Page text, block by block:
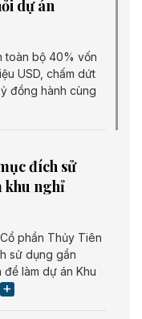
dự án
toàn bộ 40% vốn
USD, chấm dứt
đồng hành cùng
đích sử
khu nghỉ
phần Thủy Tiên
sử dụng gần
làm dự án Khu